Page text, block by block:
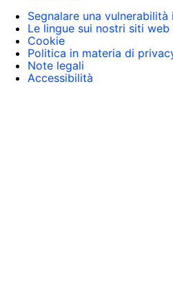
Segnalare una
Le lingue sui nostri siti web
Cookie
Politica in materia di
Note legali
Accessibilità